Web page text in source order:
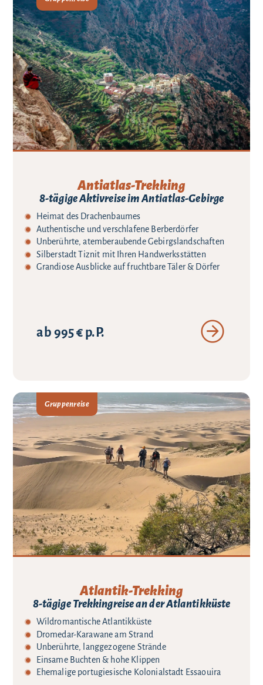
Antiatlas-Trekking
8-tägige Aktivreise im Antiatlas-Gebirge
Heimat des Drachenbaumes
Authentische und verschlafene Berberdörfer
Unberührte, atemberaubende Gebirgslandschaften
Silberstadt Tiznit mit Ihren Handwerksstätten
Grandiose Ausblicke auf fruchtbare Täler & Dörfer
ab 995 € p.P.
Gruppenreise
Atlantik-Trekking
8-tägige Trekkingreise an der Atlantikküste
Wildromantische Atlantikküste
Dromedar-Karawane am Strand
Unberührte, langgezogene Strände
Einsame Buchten & hohe Klippen
Ehemalige portugiesische Kolonialstadt Essaouira